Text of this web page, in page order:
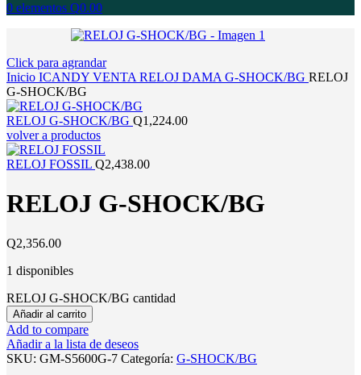
0 elementos Q0.00
Click para agrandar
Inicio ICANDY VENTA RELOJ DAMA G-SHOCK/BG RELOJ
G-SHOCK/BG
RELOJ G-SHOCK/BG Q1,224.00
volver a productos
RELOJ FOSSIL Q2,438.00
RELOJ G-SHOCK/BG
Q2,356.00
1 disponibles
RELOJ G-SHOCK/BG cantidad
Añadir al carrito
Add to compare
Añadir a la lista de deseos
SKU: GM-S5600G-7 Categoría: G-SHOCK/BG